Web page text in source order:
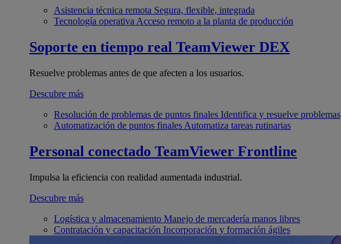
Asistencia técnica remota Segura, flexible, integrada
Tecnología operativa Acceso remoto a la planta de producción
Soporte en tiempo real TeamViewer DEX
Resuelve problemas antes de que afecten a los usuarios.
Descubre más
Resolución de problemas de puntos finales Identifica y resuelve problemas
Automatización de puntos finales Automatiza tareas rutinarias
Personal conectado TeamViewer Frontline
Impulsa la eficiencia con realidad aumentada industrial.
Descubre más
Logística y almacenamiento Manejo de mercadería manos libres
Contratación y capacitación Incorporación y formación ágiles